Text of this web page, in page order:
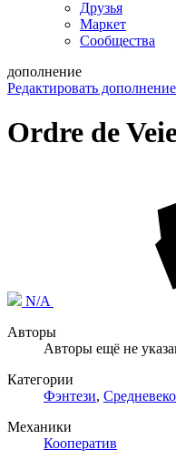
Друзья
Маркет
Сообщества
дополнение
Редактировать дополнение
Ordre de
N/A
Авторы
Авторы ещё не
Категории
Фэнтези,
Механики
Кооператив